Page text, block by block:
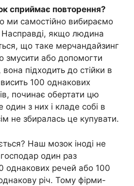
сприймає повторення?
ми самостійно вибираємо
Насправді, якщо людина
що таке мерчандайзинг
змусити або допомогти
вона підходить до стійки в
100 однакових
починає обертати цю
один з них і кладе собі в
не збиралась це купувати.
Наш мозок іноді не
один раз
однакових речей або 100
річ. Тому фірми-